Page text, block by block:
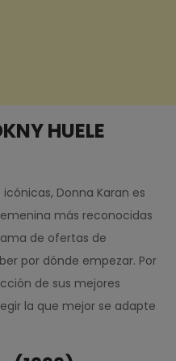
HUELE
Donna Karan es
más reconocidas
de ofertas de
por dónde empezar. Por
de sus mejores
la que mejor se adapte